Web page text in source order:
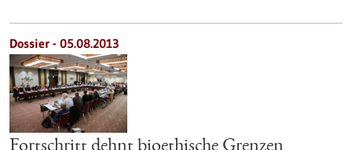
Dossier - 05.08.2013